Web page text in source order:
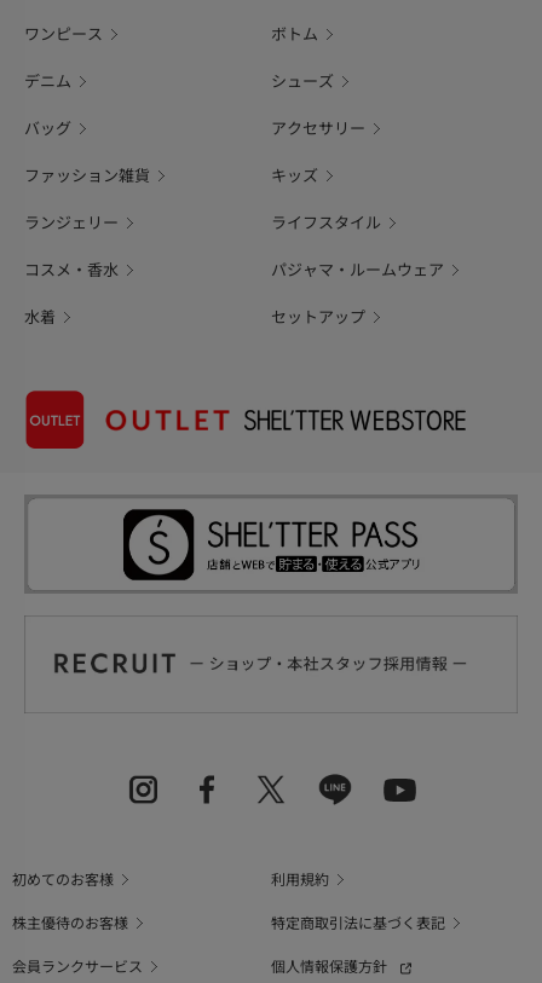
ワンピース ボトム
デニム シューズ
バッグ アクセサリー
ファッション雑貨 キッズ
ランジェリー ライフスタイル
コスメ・香水 パジャマ・ルームウェア
水着 セットアップ
初めてのお客様
利用規約
株主優待のお客様
特定商取引法に基づく表記
会員ランクサービス
個人情報保護方針